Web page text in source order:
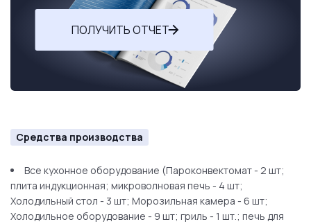
ПОЛУЧИТЬ ОТЧЕТ
Средства производства
Все кухонное оборудование (Пароконвектомат - 2 шт;
плита индукционная; микроволновая печь - 4 шт;
Холодильный стол - 3 шт; Морозильная камера - 6 шт;
Холодильное оборудование - 9 шт; гриль - 1 шт.; печь для